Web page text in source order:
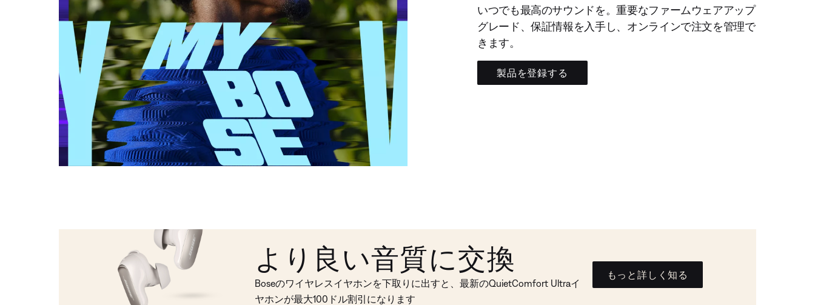
いつでも最高のサウンドを。重要なファームウェアアップ
グレード、保証情報を入手し、オンラインで注文を管理で
きます。
製品を登録する
より良い音質に交換
Boseのワイヤレスイヤホンを下取りに出すと、最新のQuietComfort Ultraイ
ヤホンが最大100ドル割引になります
もっと詳しく知る